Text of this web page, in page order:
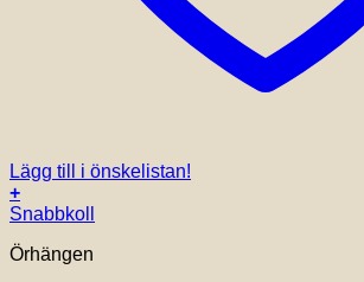
Lägg till i önskelistan!
+
Snabbkoll
Örhängen